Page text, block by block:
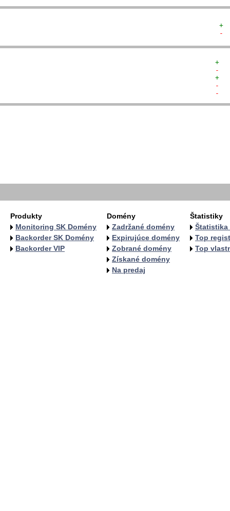
+
-
+
-
+
-
-
Produkty
Monitoring SK Domény
Backorder SK Domény
Backorder VIP
Domény
Zadržané domény
Expirujúce domény
Zobrané domény
Získané domény
Na predaj
Štatistiky
Štatistika
Top
Top